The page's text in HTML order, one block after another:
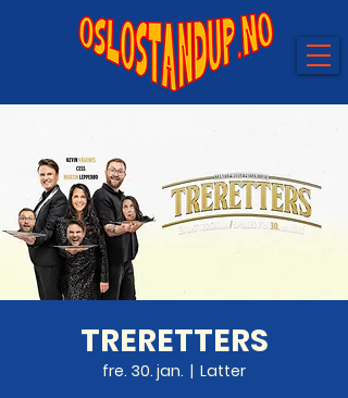
TRERETTERS
fre. 30. jan.
  |
Latter